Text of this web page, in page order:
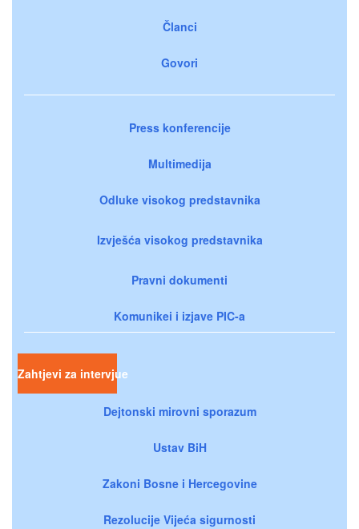
Članci
Govori
Press konferencije
Multimedija
Odluke visokog predstavnika
Izvješća visokog predstavnika
Pravni dokumenti
Komunikei i izjave PIC-a
Zahtjevi za intervjue
Dejtonski mirovni sporazum
Ustav BiH
Zakoni Bosne i Hercegovine
Rezolucije Vijeća sigurnosti